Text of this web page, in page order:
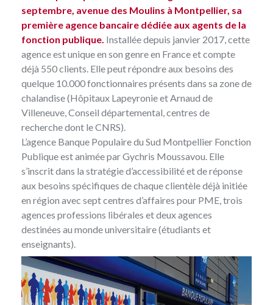
septembre, avenue des Moulins à Montpellier, sa
première agence bancaire dédiée aux agents de la
fonction publique. Installée depuis janvier 2017, cette
agence est unique en son genre en France et compte
déjà 550 clients. Elle peut répondre aux besoins des
quelque 10.000 fonctionnaires présents dans sa zone de
chalandise (Hôpitaux Lapeyronie et Arnaud de
Villeneuve, Conseil départemental, centres de
recherche dont le CNRS).
L’agence Banque Populaire du Sud Montpellier Fonction
Publique est animée par Gychris Moussavou. Elle
s’inscrit dans la stratégie d’accessibilité et de réponse
aux besoins spécifiques de chaque clientèle déjà initiée
en région avec sept centres d’affaires pour PME, trois
agences professions libérales et deux agences
destinées au monde universitaire (étudiants et
enseignants).